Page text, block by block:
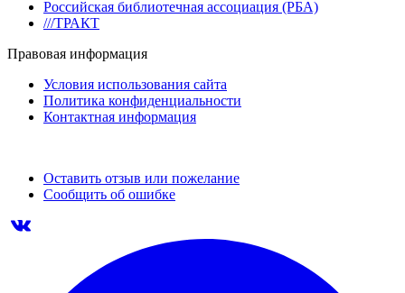
Российская библиотечная ассоциация (РБА)
///ТРАКТ
Правовая информация
Условия использования сайта
Политика конфиденциальности
Контактная информация
Оставить отзыв или пожелание
Сообщить об ошибке